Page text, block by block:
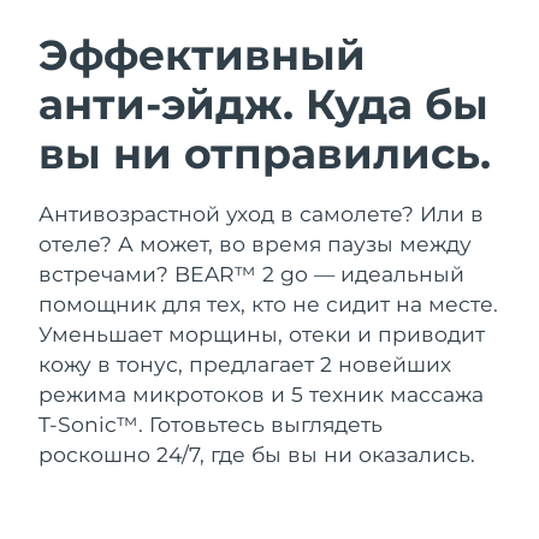
Эффективный
анти-эйдж. Куда бы
вы ни отправились.
Антивозрастной уход в самолете? Или в
отеле? А может, во время паузы между
встречами? BEAR™ 2 go — идеальный
помощник для тех, кто не сидит на месте.
Уменьшает морщины, отеки и приводит
кожу в тонус, предлагает 2 новейших
режима микротоков и 5 техник массажа
T-Sonic™. Готовьтесь выглядеть
роскошно 24/7, где бы вы ни оказались.
Очищение кожи
Anti-aging massage
LUNA™ 4 Plus
Massage, LED heating
LUNA™ 4 Men
For men, anti-aging massage
Лифтинг
Microcurrent toning
BEAR™ 2 go
Microcurrent toning on-the-go
BEAR™ 2 eyes & lips
Microcurrent line smoothing device
Увлажнение
UFO™ 3 набор
Deep facial hydration
UFO™ 3 LED
Забота о полости рта
issa™ 4
Hybrid silicone sonic toothbrush
issa™ 4 plus
FAQ™ АНТИВОЗРАСТНОЙ УХОД
NEW
Австралия
Ожидаемая дата доставки
11.08.26
Ожидаемая дата доставки
Бахрейн
Ожидаемая дата доставки
09.08.26
Бельгия
Ожидаемая дата доставки
08.08.26
Бермудские о-ва
Ожидаемая дата доставки
14.08.26
Босния и
Ожидаемая дата доставки